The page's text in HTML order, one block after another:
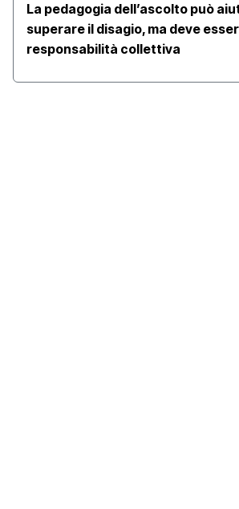
La pedagogia dell’ascolto può
superare il disagio, ma deve
responsabilità collettiva